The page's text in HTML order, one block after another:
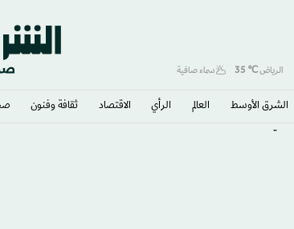
الرياض℃
35 سماء صافية
الشرق الأوسط​ العالم الرأي الاقتصاد ثقافة وفنون